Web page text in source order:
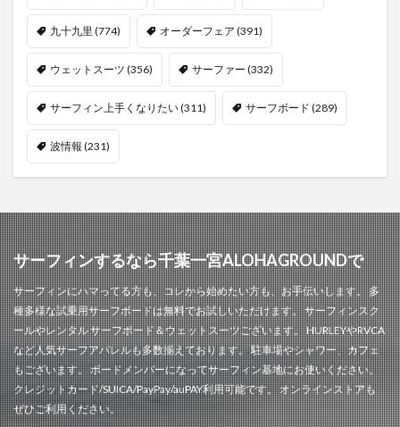
九十九里 (774) オーダーフェア (391)
ウェットスーツ (356) サーファー (332)
サーフィン上手くなりたい(311) サーフボード (289)
波情報 (231)
サーフィンするなら千葉一宮ALOHAGROUNDで
サーフィンにハマってる方も、コレから始めたい方も、お手伝いします。 多
種多様な試乗用サーフボードは無料でお試しいただけます。 サーフィンスク
ールやレンタル サーフボード＆ウェットスーツございます。 HURLEYやRVCA
など人気サーフアパレルも多数揃えております。 駐車場やシャワー、カフェ
もございます。 ボードメンバーになってサーフィン基地にお使いください。
クレジットカード/SUICA/PayPay/auPAY利用可能です。 オンラインストアも
ぜひご利用ください。